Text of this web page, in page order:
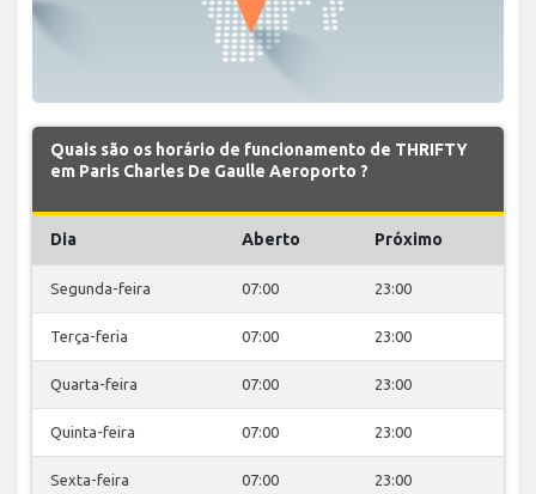
Quais são os horário de funcionamento de THRIFTY
em Paris Charles De Gaulle Aeroporto ?
Dia Aberto Próximo
Segunda-feira 07:00 23:00
Terça-feria 07:00 23:00
Quarta-feira 07:00 23:00
Quinta-feira 07:00 23:00
Sexta-feira 07:00 23:00